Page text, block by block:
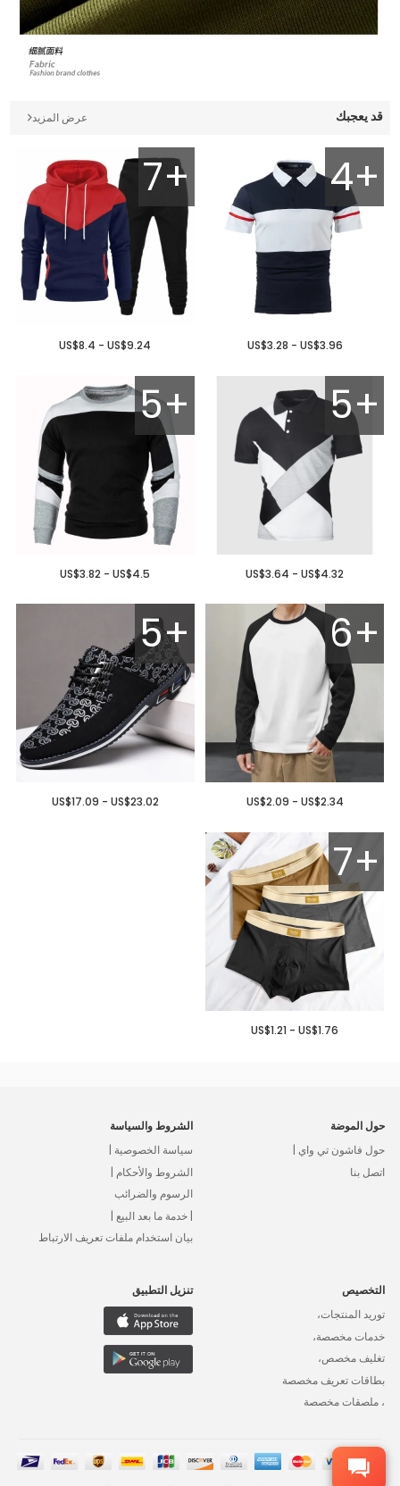
قد يعجبك عرض المزيد
4+
US$3.28 - US$3.96
7+
US$8.4 - US$9.24
5+
US$3.64 - US$4.32
5+
US$3.82 - US$4.5
6+
US$2.09 - US$2.34
5+
US$17.09 - US$23.02
7+
US$1.21 - US$1.76
حول الموضة
حول فاشون تي واي |
اتصل بنا
الشروط والسياسة
سياسة الخصوصية |
الشروط والأحكام |
الرسوم والضرائب
| خدمة ما بعد البيع |
بيان استخدام ملفات تعريف الارتباط
التخصيص
توريد المنتجات،
خدمات مخصصة،
تغليف مخصص،
بطاقات تعريف مخصصة
، ملصقات مخصصة
تنزيل التطبيق